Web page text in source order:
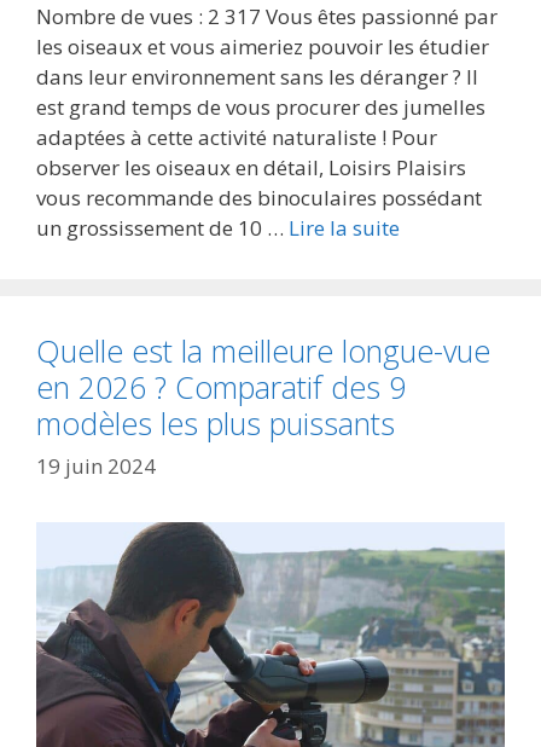
Nombre de vues : 2 317 Vous êtes passionné par
les oiseaux et vous aimeriez pouvoir les étudier
dans leur environnement sans les déranger ? Il
est grand temps de vous procurer des jumelles
adaptées à cette activité naturaliste ! Pour
observer les oiseaux en détail, Loisirs Plaisirs
vous recommande des binoculaires possédant
un grossissement de 10 … Lire la suite
Quelle est la meilleure longue-vue
en 2026 ? Comparatif des 9
modèles les plus puissants
19 juin 2024